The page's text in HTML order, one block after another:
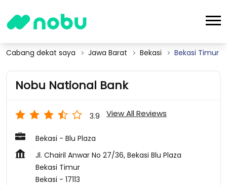
Cabang dekat saya Jawa Barat Bekasi Bekasi Timur
Nobu National Bank
3.9 View All Reviews
Bekasi - Blu Plaza
Jl. Chairil Anwar No 27/36, Bekasi Blu Plaza
Bekasi Timur
Bekasi - 17113